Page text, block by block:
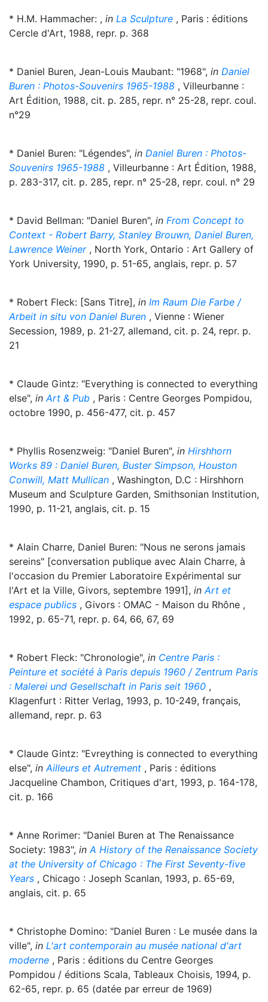
* H.M. Hammacher: , in La Sculpture , Paris : éditions
Cercle d'Art, 1988, repr. p. 368
* Daniel Buren, Jean-Louis Maubant: "1968", in Daniel
Buren : Photos-Souvenirs 1965-1988 , Villeurbanne :
Art Édition, 1988, cit. p. 285, repr. n° 25-28, repr. coul.
n°29
* Daniel Buren: "Légendes", in Daniel Buren : Photos-
Souvenirs 1965-1988 , Villeurbanne : Art Édition, 1988,
p. 283-317, cit. p. 285, repr. n° 25-28, repr. coul. n° 29
* David Bellman: "Daniel Buren", in From Concept to
Context - Robert Barry, Stanley Brouwn, Daniel Buren,
Lawrence Weiner, North York, Ontario : Art Gallery of
York University, 1990, p. 51-65, anglais, repr. p. 57
* Robert Fleck: [Sans Titre], in Im Raum Die Farbe /
Arbeit in situ von Daniel Buren , Vienne : Wiener
Secession, 1989, p. 21-27, allemand, cit. p. 24, repr. p.
21
* Claude Gintz: "Everything is connected to everything
else", in Art & Pub , Paris : Centre Georges Pompidou,
octobre 1990, p. 456-477, cit. p. 457
* Phyllis Rosenzweig: "Daniel Buren", in Hirshhorn
Works 89 : Daniel Buren, Buster Simpson, Houston
Conwill, Matt Mullican , Washington, D.C : Hirshhorn
Museum and Sculpture Garden, Smithsonian Institution,
1990, p. 11-21, anglais, cit. p. 15
* Alain Charre, Daniel Buren: "Nous ne serons jamais
sereins" [conversation publique avec Alain Charre, à
l'occasion du Premier Laboratoire Expérimental sur
l'Art et la Ville, Givors, septembre 1991], in Art et
espace publics , Givors : OMAC - Maison du Rhône ,
1992, p. 65-71, repr. p. 64, 66, 67, 69
* Robert Fleck: "Chronologie", in Centre Paris :
Peinture et société à Paris depuis 1960 / Zentrum Paris
: Malerei und Gesellschaft in Paris seit 1960 ,
Klagenfurt : Ritter Verlag, 1993, p. 10-249, français,
allemand, repr. p. 63
* Claude Gintz: "Evreything is connected to everything
else", in Ailleurs et Autrement , Paris : éditions
Jacqueline Chambon, Critiques d'art, 1993, p. 164-178,
cit. p. 166
* Anne Rorimer: "Daniel Buren at The Renaissance
Society: 1983", in A History of the Renaissance Society
at the University of Chicago : The First Seventy-five
Years , Chicago : Joseph Scanlan, 1993, p. 65-69,
anglais, cit. p. 65
* Christophe Domino: "Daniel Buren : Le musée dans la
ville", in L'art contemporain au musée national d'art
moderne , Paris : éditions du Centre Georges
Pompidou / éditions Scala, Tableaux Choisis, 1994, p.
62-65, repr. p. 65 (datée par erreur de 1969)